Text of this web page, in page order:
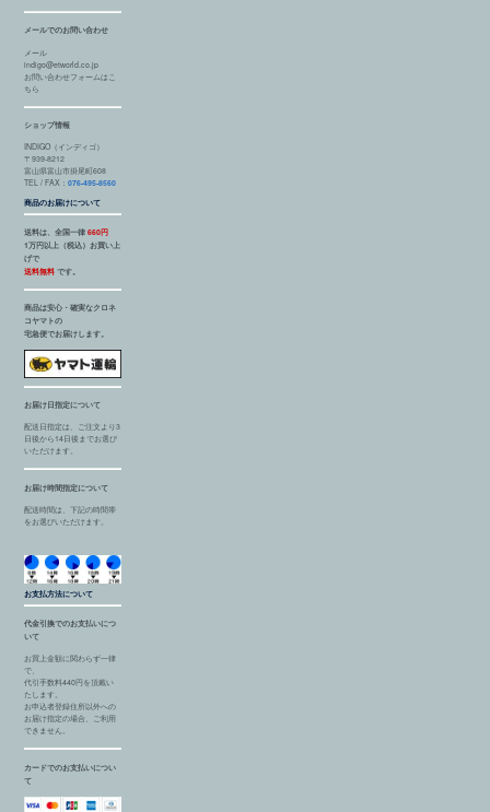
メールでのお問い合わせ
メール
indigo@etworld.co.jp
お問い合わせフォームはこ
ちら
ショップ情報
INDIGO（インディゴ）
〒939-8212
富山県富山市掛尾町608
TEL / FAX：076-495-8560
商品のお届けについて
送料は、全国一律660円
1万円以上（税込）お買い上
げで
送料無料 です。
商品は安心・確実なクロネ
コヤマトの
宅急便でお届けします。
お届け日指定について
配送日指定は、ご注文より3
日後から14日後までお選び
いただけます。
お届け時間指定について
配送時間は、下記の時間帯
をお選びいただけます。
お支払方法について
代金引換でのお支払いにつ
いて
お買上金額に関わらず一律
で、
代引手数料440円を頂戴い
たします。
お申込者登録住所以外への
お届け指定の場合、ご利用
できません。
カードでのお支払いについ
て